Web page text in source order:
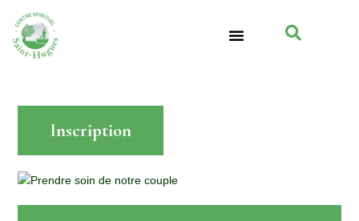
Inscription